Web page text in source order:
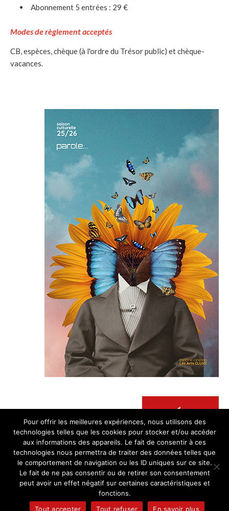
Abonnement 5 entrées : 29 €
Modes de règlement acceptés
CB, espèces, chèque (à l'ordre du Trésor public) et chèque-
vacances.
CONTACT|MENTIONS LÉGALES| À PROPOS DES COOKIES|CLUNY.FR
Pour offrir les meilleures expériences, nous utilisons des
technologies telles que les cookies pour stocker et/ou accéder
aux informations des appareils. Le fait de consentir à ces
technologies nous permettra de traiter des données telles que
le comportement de navigation ou les ID uniques sur ce site.
Le fait de ne pas consentir ou de retirer son consentement
peut avoir un effet négatif sur certaines caractéristiques et
fonctions.
Tout accepter
Tout refuser En savoir plus